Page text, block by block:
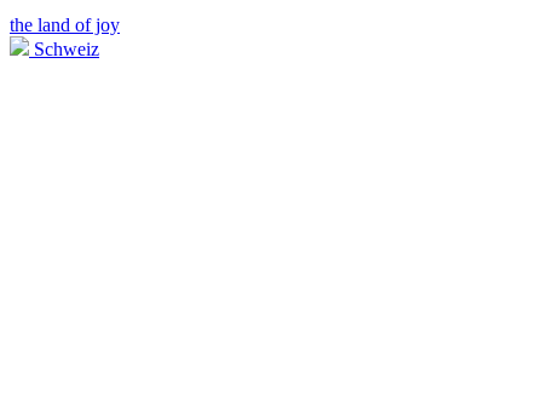
the land of joy
Schweiz